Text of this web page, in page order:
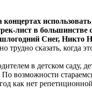
концертах
лист в
Снег,
трудно сказать, когда
в детском саду,
возможности
как нет